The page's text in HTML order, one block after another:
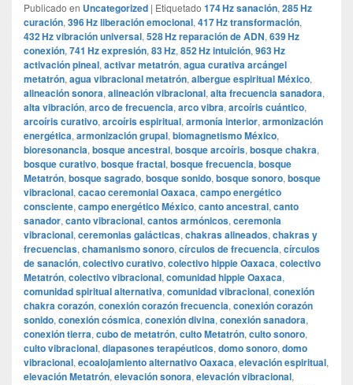
Publicado en Uncategorized | Etiquetado 174 Hz sanación, 285 Hz
curación, 396 Hz liberación emocional, 417 Hz transformación,
432 Hz vibración universal, 528 Hz reparación de ADN, 639 Hz
conexión, 741 Hz expresión, 83 Hz, 852 Hz intuición, 963 Hz
activación pineal, activar metatrón, agua curativa arcángel
metatrón, agua vibracional metatrón, albergue espiritual México,
alineación sonora, alineación vibracional, alta frecuencia sanadora,
alta vibración, arco de frecuencia, arco vibra, arcoíris cuántico,
arcoíris curativo, arcoíris espiritual, armonía interior, armonización
energética, armonización grupal, biomagnetismo México,
bioresonancia, bosque ancestral, bosque arcoíris, bosque chakra,
bosque curativo, bosque fractal, bosque frecuencia, bosque
Metatrón, bosque sagrado, bosque sonido, bosque sonoro, bosque
vibracional, cacao ceremonial Oaxaca, campo energético
consciente, campo energético México, canto ancestral, canto
sanador, canto vibracional, cantos armónicos, ceremonia
vibracional, ceremonias galácticas, chakras alineados, chakras y
frecuencias, chamanismo sonoro, círculos de frecuencia, círculos
de sanación, colectivo curativo, colectivo hippie Oaxaca, colectivo
Metatrón, colectivo vibracional, comunidad hippie Oaxaca,
comunidad spiritual alternativa, comunidad vibracional, conexión
chakra corazón, conexión corazón frecuencia, conexión corazón
sonido, conexión cósmica, conexión divina, conexión sanadora,
conexión tierra, cubo de metatrón, culto Metatrón, culto sonoro,
culto vibracional, diapasones terapéuticos, domo sonoro, domo
vibracional, ecoalojamiento alternativo Oaxaca, elevación espiritual,
elevación Metatrón, elevación sonora, elevación vibracional,